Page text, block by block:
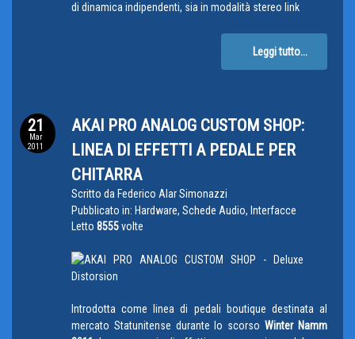
di dinamica indipendenti, sia in modalità stereo link
Leggi tutto...
21
Mar
2011
AKAI PRO ANALOG CUSTOM SHOP:
LINEA DI EFFETTI A PEDALE PER
CHITARRA
Scritto da Federico Alar Simonazzi
Pubblicato in: Hardware, Schede Audio, Interfacce
Letto 8555volte
Introdotta come linea di pedali boutique destinata al
mercato Statunitense durante lo scorsoWinter Namm